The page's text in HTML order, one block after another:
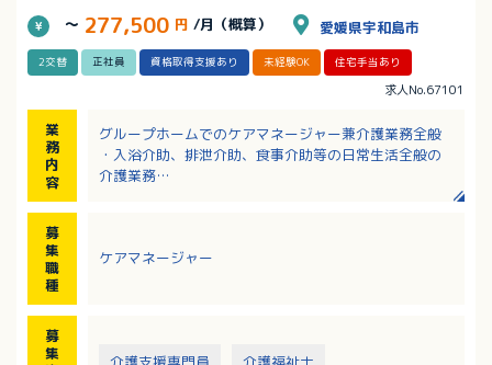
～ 277,500 円 /月（概算） 愛媛県宇和島市
2交替 正社員 資格取得支援あり 未経験OK 住宅手当あり
求人No.67101
業
務
内
容
グループホームでのケアマネージャー兼介護業務全般
・入浴介助、排泄介助、食事介助等の日常生活全般の
介護業務
※【1日の流れ】（日勤）
募
集
職
種
ケアマネージャー
募
集